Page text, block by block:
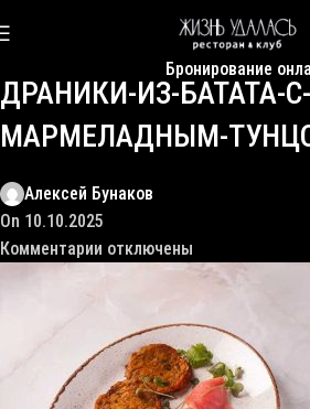
Бронирование
ДРАНИКИ-ИЗ-БАТАТА-С-
МАРМЕЛАДНЫМ-
Алексей Бунаков
On 10.10.2025
Комментарии отключены